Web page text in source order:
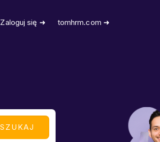
Zaloguj się ➜ tomhrm.com ➜